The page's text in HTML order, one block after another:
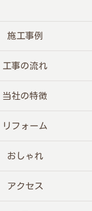
施工事例
工事の流れ
当社の特徴
リフォーム
おしゃれ
アクセス